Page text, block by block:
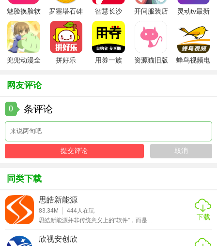
能够轻松上手并熟练操作。
5. 可扩展性：支持多种插件和扩展接口，可以根据用户需求
进行灵活扩展和定制。
【Hue玩法】
1. 创建和管理数据库：在Hue中创建新的Hive数据库或管理
现有数据库。
2. 编写并执行SQL：使用SQL编辑器编写SQL查询语句，并
直接在Hue中执行。
3. 数据可视化：将查询结果以图表或表格的形式进行可视化
资源的使用情况。
5. 定制和扩展：通过插件和扩展接口对Hue进行定制和扩展
以满足特定需求。
魅脸换脸软
件
罗塞塔石碑
安卓版
智慧长沙
app
开间服装店
灵动tv最新
兜兜动漫全
拼好乐 用券一族 资源猫旧版
蜂鸟视频电
网友评论
0 条评论
同类下载
思皓新能源
83.34M 444人在玩
思皓新能源并非传统意义上的“软件”，而是...
下载
欣视安创欣